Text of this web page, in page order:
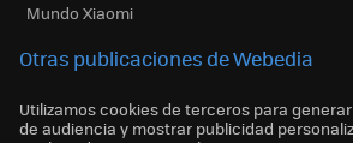
Mundo Xiaomi
Otras publicaciones de Webedia
Utilizamos cookies de terceros para
de audiencia y mostrar publicidad